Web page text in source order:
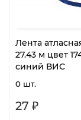
Лента
27.43 м цвет
синий ВИС
0 шт.
27 ₽